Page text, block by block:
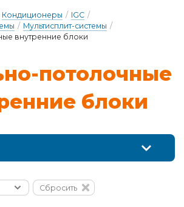
Кондиционеры / IGC /
/ Мультисплит-системы /
внутренние блоки
по­то­лоч­ные
бло­ки
Сбросить